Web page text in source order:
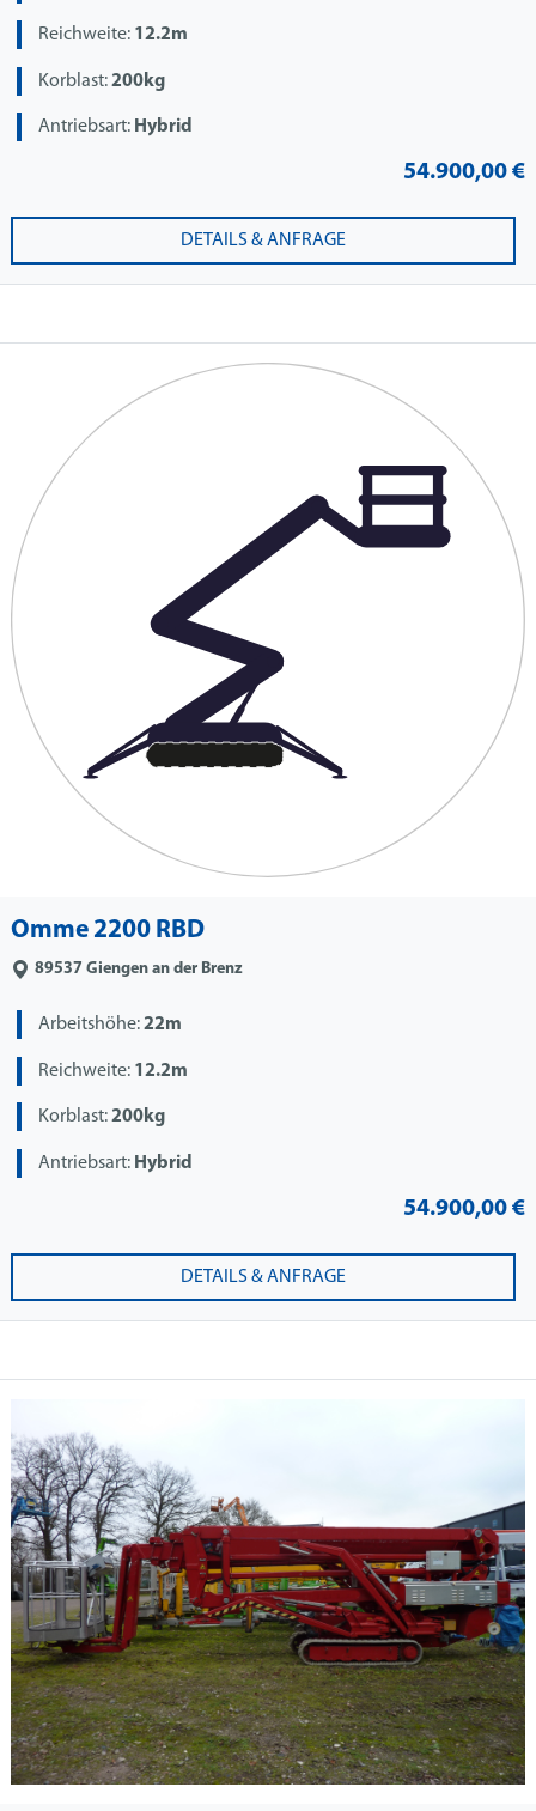
Reichweite: 12.2m
Korblast:200kg
Antriebsart: Hybrid
54.900,00 €
DETAILS & ANFRAGE
Omme 2200 RBD
89537 Giengen an der Brenz
Arbeitshöhe:22m
Reichweite: 12.2m
Korblast:200kg
Antriebsart: Hybrid
54.900,00 €
DETAILS & ANFRAGE